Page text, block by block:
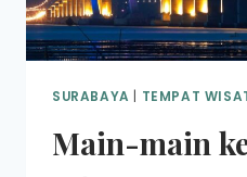
SURABAYA TEMPAT
Main-main